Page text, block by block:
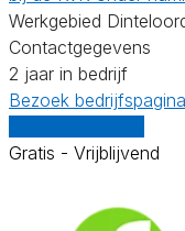
Werkgebied
Contactgegevens
2 jaar in bedrijf
Bezoek bedrijfspagina
Gratis - Vrijblijvend